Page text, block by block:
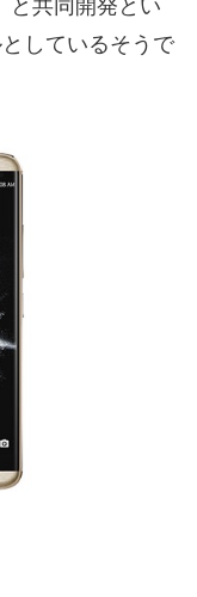
共同開発とい
しているそうで